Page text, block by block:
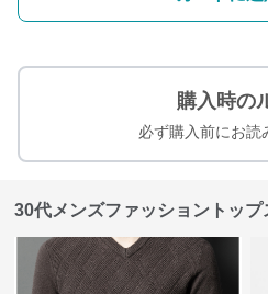
購入時の
必ず購入前にお読
30代メンズファッショントッ